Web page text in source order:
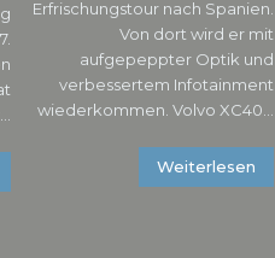
Erfrischungstour nach Spanien.
Von dort wird er mit
aufgepeppter Optik und
verbessertem Infotainment
wiederkommen. Volvo XC40...
Weiterlesen